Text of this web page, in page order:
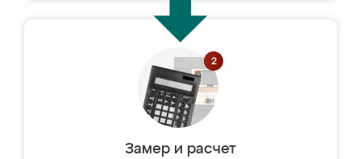
Замер и расчет